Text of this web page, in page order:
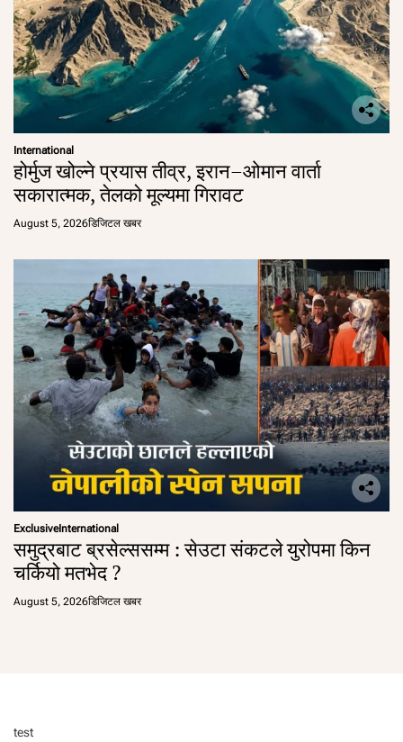
International
होर्मुज खोल्ने प्रयास तीव्र, इरान–ओमान वार्ता
सकारात्मक, तेलको मूल्यमा गिरावट
August 5, 2026डिजिटल खबर
ExclusiveInternational
समुद्रबाट ब्रसेल्ससम्म : सेउटा संकटले युरोपमा किन
चर्कियो मतभेद ?
August 5, 2026डिजिटल खबर
test